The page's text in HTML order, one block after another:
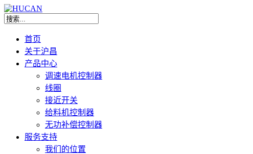
首页
关于沪昌
产品中心
调速电机控制器
线圈
接近开关
给料机控制器
无功补偿控制器
服务支持
我们的位置